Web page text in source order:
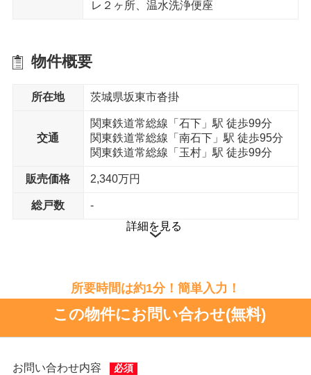
レ２ヶ所、温水洗浄便座
物件概要
所在地 茨城県坂東市沓掛
交通
関東鉄道常総線「石下」駅 徒歩99分
関東鉄道常総線「南石下」駅 徒歩95分
関東鉄道常総線「玉村」駅 徒歩99分
販売価格 2,340万円
総戸数
-
詳細を見る
所要時間は約1分！簡単入力！
この物件にお問い合わせ(無料)
お問い合わせ内容